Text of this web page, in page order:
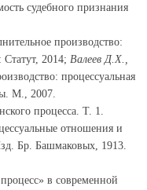
судебного признания
производство:
2014; Валеев Д.Х.,
процессуальная
М., 2007.
процесса. Т. 1.
отношения и
Бр. Башмаковых, 1913.
в современной